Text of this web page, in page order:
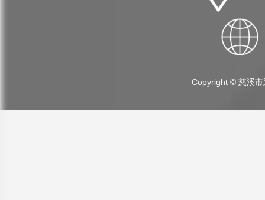
Copyright © 慈溪